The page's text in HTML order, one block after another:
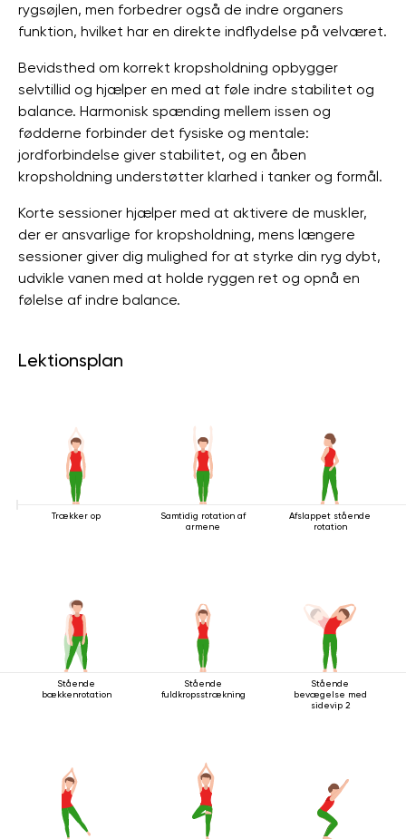
rygsøjlen, men forbedrer også de indre organers
funktion, hvilket har en direkte indflydelse på velværet.
Bevidsthed om korrekt kropsholdning opbygger
selvtillid og hjælper en med at føle indre stabilitet og
balance. Harmonisk spænding mellem issen og
fødderne forbinder det fysiske og mentale:
jordforbindelse giver stabilitet, og en åben
kropsholdning understøtter klarhed i tanker og formål.
Korte sessioner hjælper med at aktivere de muskler,
der er ansvarlige for kropsholdning, mens længere
sessioner giver dig mulighed for at styrke din ryg dybt,
udvikle vanen med at holde ryggen ret og opnå en
følelse af indre balance.
Lektionsplan
Trækker op
Samtidig rotation af
armene
Afslappet stående
rotation
Stående
bækkenrotation
Stående
fuldkropsstrækning
Stående
bevægelse med
sidevip 2